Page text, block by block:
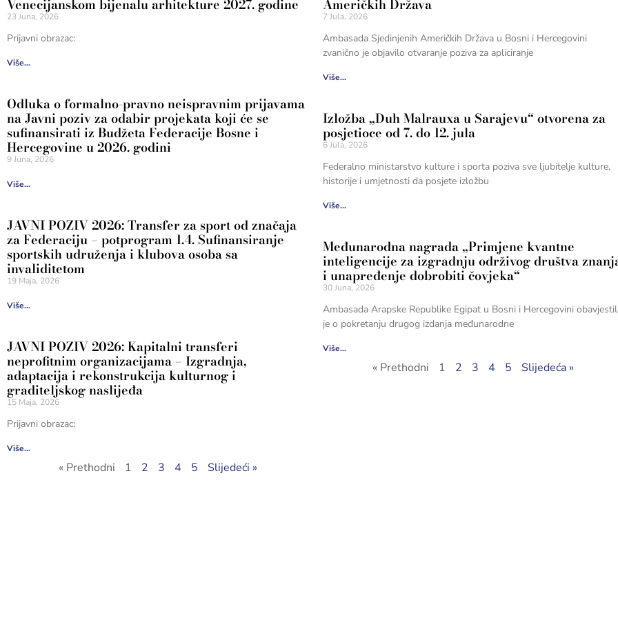
Venecijanskom bijenalu arhitekture 2027. godine
23 Juna, 2026
Prijavni obrazac:
Više...
Odluka o formalno-pravno neispravnim prijavama
na Javni poziv za odabir projekata koji će se
sufinansirati iz Budžeta Federacije Bosne i
Hercegovine u 2026. godini
9 Juna, 2026
Više...
JAVNI POZIV 2026: Transfer za sport od značaja
za Federaciju – potprogram 1.4. Sufinansiranje
sportskih udruženja i klubova osoba sa
invaliditetom
19 Maja, 2026
Više...
JAVNI POZIV 2026: Kapitalni transferi
neprofitnim organizacijama – Izgradnja,
adaptacija i rekonstrukcija kulturnog i
graditeljskog naslijeđa
15 Maja, 2026
Prijavni obrazac:
Više...
« Prethodni 1 2 3 4 5 Slijedeći »
Američkih Država
7 Jula, 2026
Ambasada Sjedinjenih Američkih Država u Bosni i Hercegovini
zvanično je objavilo otvaranje poziva za apliciranje
Više...
Izložba „Duh Malrauxa u Sarajevu“ otvorena za
posjetioce od 7. do 12. jula
6 Jula, 2026
Federalno ministarstvo kulture i sporta poziva sve ljubitelje kulture,
historije i umjetnosti da posjete izložbu
Više...
Međunarodna nagrada „Primjene kvantne
inteligencije za izgradnju održivog društva
i unapređenje dobrobiti čovjeka“
30 Juna, 2026
Ambasada Arapske Republike Egipat u Bosni i Hercegovini
je o pokretanju drugog izdanja međunarodne
Više...
« Prethodni 1 2 3 4 5 Slijedeća »